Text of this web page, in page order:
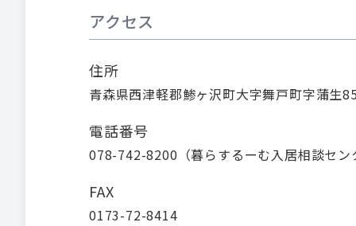
アクセス
住所
青森県西津軽郡鯵ヶ沢町大字舞戸町字蒲生
電話番号
078-742-8200 （暮らするーむ入居相談セン
FAX
0173-72-8414